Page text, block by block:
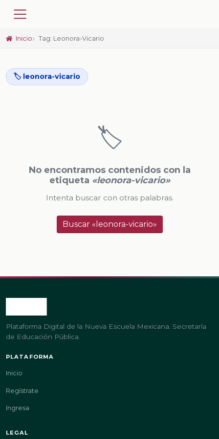
Inicio Tag: Leonora-Vicario
🏷️ leonora-vicario
🏷️
No encontramos contenidos con la
etiqueta «leonora-vicario»
Intenta buscar con otras palabras.
Buscar «leonora-vicario»
Plataforma Digital de la Nueva Escuela Mexicana. Secretaría
de Educación Pública.
PLATAFORMA
Inicio
Regístrate
Ingresa
LEGAL